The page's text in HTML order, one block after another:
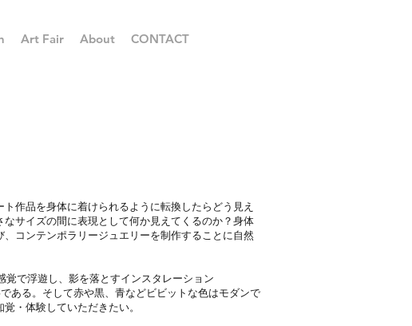
Art Fair About CONTACT
作品を身体に着けられるように転換したらどう見え
サイズの間に表現として何か見えてくるのか？身体
コンテンポラリージュエリーを制作することに自然
で浮遊し、影を落とすインスタレーション
ある。そして赤や黒、青などビビットな色はモダンで
・体験していただきたい。